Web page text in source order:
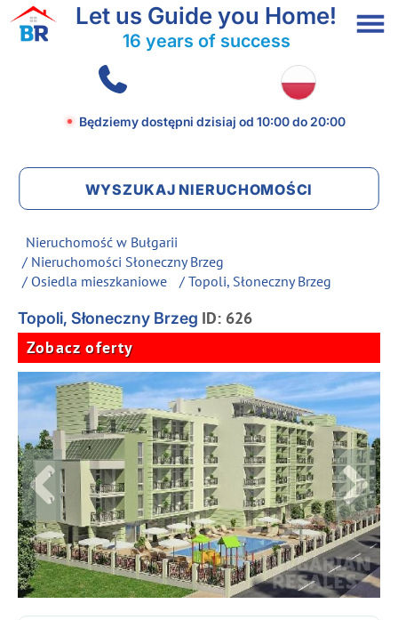
Let us Guide you Home!
16 years of success
Będziemy dostępni dzisiaj od 10:00 do 20:00
WYSZUKAJ NIERUCHOMOŚCI
Nieruchomość w Bułgarii
/ Nieruchomości Słoneczny Brzeg
/ Osiedla mieszkaniowe / Topoli, Słoneczny Brzeg
Topoli, Słoneczny Brzeg ID: 626
Zobacz oferty